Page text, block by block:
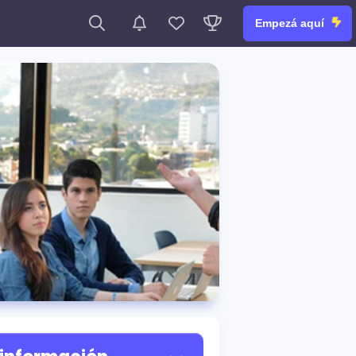
Empezá aquí